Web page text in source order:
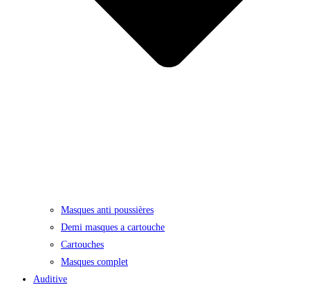
Masques anti poussières
Demi masques a cartouche
Cartouches
Masques complet
Auditive